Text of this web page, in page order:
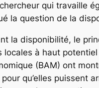
chercheur qui travaille
la question de la
la disponibilité, le
locales à haut
(BAM) ont
qu’elles puissent